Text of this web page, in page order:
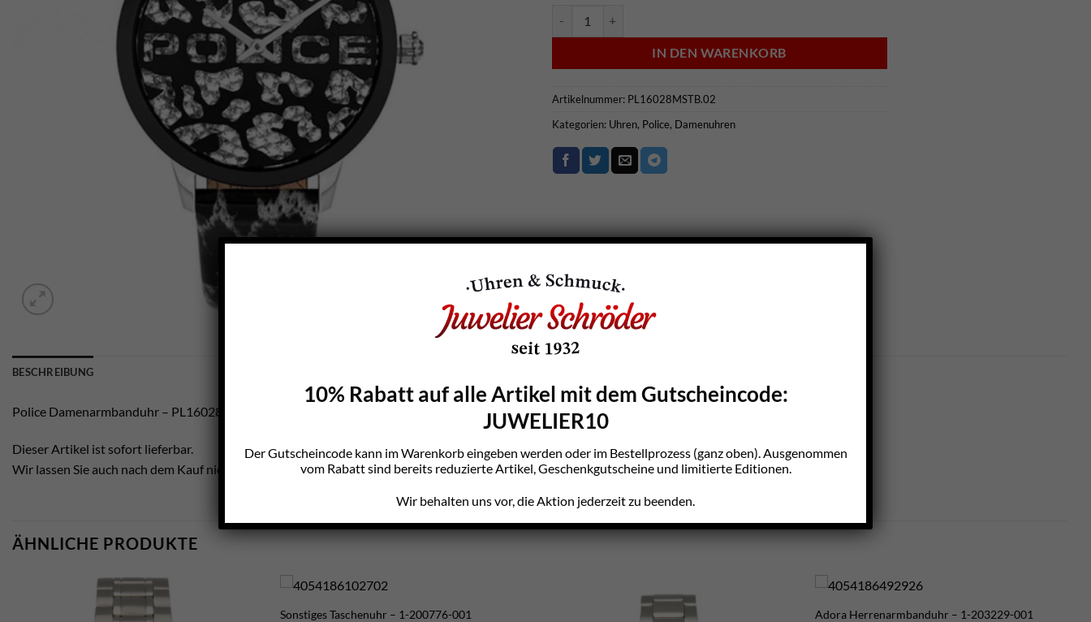
IN DEN WARENKORB
Artikelnummer: PL16028MSTB.02
Kategorien: Uhren, Police, Damenuhren
BESCHREIBUNG
Police Damenarmbanduhr – PL16028MSTB.02
Dieser Artikel ist sofort lieferbar.
Wir lassen Sie auch nach dem Kauf nicht im Regen stehen.
ÄHNLICHE PRODUKTE
Sonstiges Taschenuhr – 1-200776-001
Adora Herrenarmbanduhr – 1-203229-001
10% Rabatt auf alle Artikel mit dem Gutscheincode:
JUWELIER10
Der Gutscheincode kann im Warenkorb eingeben werden oder im Bestellprozess (ganz oben). Ausgenommen
vom Rabatt sind bereits reduzierte Artikel, Geschenkgutscheine und limitierte Editionen.
Wir behalten uns vor, die Aktion jederzeit zu beenden.